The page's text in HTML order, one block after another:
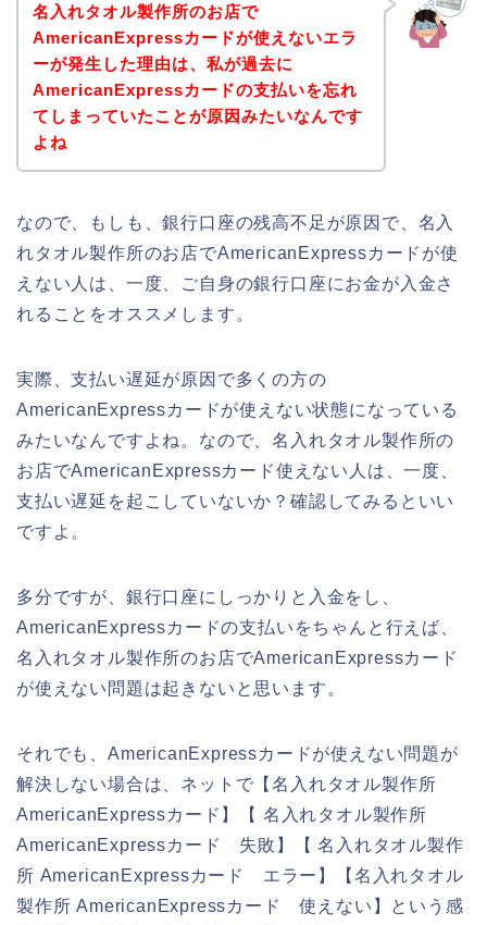
名入れタオル製作所のお店で
AmericanExpressカードが使えないエラ
ーが発生した理由は、私が過去に
AmericanExpressカードの支払いを忘れ
てしまっていたことが原因みたいなんです
よね
なので、もしも、銀行口座の残高不足が原因で、名入
れタオル製作所のお店でAmericanExpressカードが使
えない人は、一度、ご自身の銀行口座にお金が入金さ
れることをオススメします。
実際、支払い遅延が原因で多くの方の
AmericanExpressカードが使えない状態になっている
みたいなんですよね。なので、名入れタオル製作所の
お店でAmericanExpressカード使えない人は、一度、
支払い遅延を起こしていないか？確認してみるといい
ですよ。
多分ですが、銀行口座にしっかりと入金をし、
AmericanExpressカードの支払いをちゃんと行えば、
名入れタオル製作所のお店でAmericanExpressカード
が使えない問題は起きないと思います。
それでも、AmericanExpressカードが使えない問題が
解決しない場合は、ネットで【名入れタオル製作所
AmericanExpressカード】【 名入れタオル製作所
AmericanExpressカード 失敗】【 名入れタオル製作
所 AmericanExpressカード エラー】【名入れタオル
製作所 AmericanExpressカード 使えない】という感